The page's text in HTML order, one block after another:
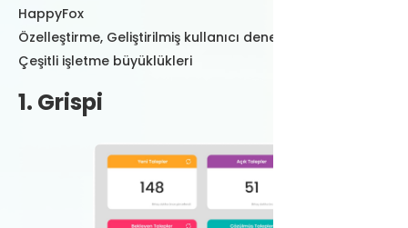
HappyFox
Özelleştirme, Geliştirilmiş kullanıcı deneyimi
Çeşitli işletme büyüklükleri
1. Grispi